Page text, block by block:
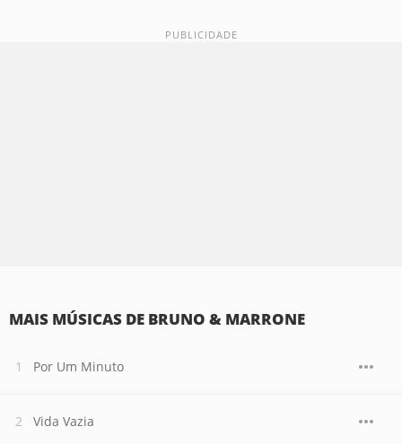
MAIS MÚSICAS DE BRUNO & MARRONE
Por Um Minuto
Vida Vazia